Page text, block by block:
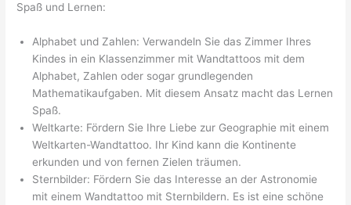
Spaß und Lernen:
Alphabet und Zahlen: Verwandeln Sie das Zimmer Ihres
Kindes in ein Klassenzimmer mit Wandtattoos mit dem
Alphabet, Zahlen oder sogar grundlegenden
Mathematikaufgaben. Mit diesem Ansatz macht das Lernen
Spaß.
Weltkarte: Fördern Sie Ihre Liebe zur Geographie mit einem
Weltkarten-Wandtattoo. Ihr Kind kann die Kontinente
erkunden und von fernen Zielen träumen.
Sternbilder: Fördern Sie das Interesse an der Astronomie
mit einem Wandtattoo mit Sternbildern. Es ist eine schöne